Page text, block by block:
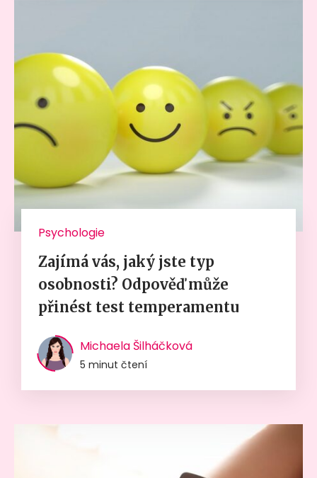
Psychologie
Zajímá vás, jaký jste typ
osobnosti? Odpověď může
přinést test temperamentu
Michaela Šilháčková
5 minut čtení